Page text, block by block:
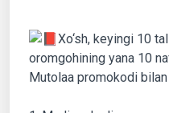
Xo‘sh, keyingi 10
oromgohining yana 10
Mutolaa promokodi